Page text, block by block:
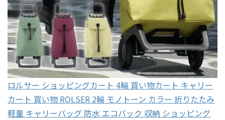
ロルサー ショッピングカート 4輪 買い物カート キャリー
カート 買い物 ROLSER 2輪 モノトーン カラー 折りたたみ
軽量 キャリーバッグ 防水 エコバック 収納 ショッピング